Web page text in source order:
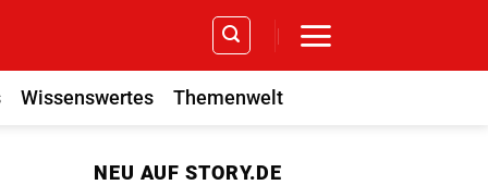
Wissenswertes Themenwelt
NEU AUF STORY.DE